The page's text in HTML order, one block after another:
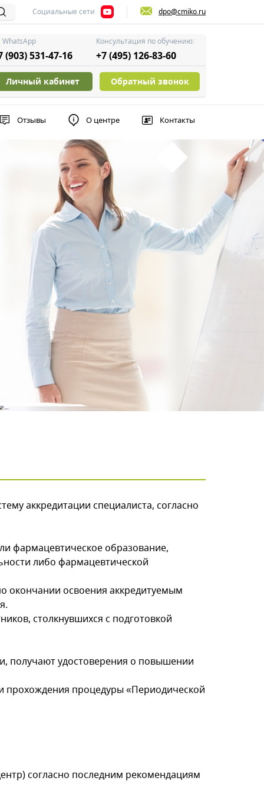
Социальные сети dpo@cmiko.ru
WhatsApp
(903) 531-47-16
Консультация по обучению:
+7 (495) 126-83-60
Личный кабинет Обратный звонок
Отзывы О центре Контакты
аккредитации специалиста, согласно
фармацевтическое образование,
либо фармацевтической
окончании освоения аккредитуемым
столкнувшихся с подготовкой
получают удостоверения о повышении
прохождения процедуры «Периодической
согласно последним рекомендациям